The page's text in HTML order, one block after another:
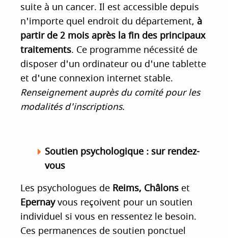
suite à un cancer. Il est accessible depuis
n'importe quel endroit du département, à
partir de 2 mois après la fin des principaux
traitements. Ce programme nécessité de
disposer d'un ordinateur ou d'une tablette
et d'une connexion internet stable.
Renseignement auprès du comité pour les
modalités d'inscriptions.
Soutien psychologique : sur rendez-
vous
Les psychologues de Reims, Châlons et
Epernayvous reçoivent pour un soutien
individuel si vous en ressentez le besoin.
Ces permanences de soutien ponctuel